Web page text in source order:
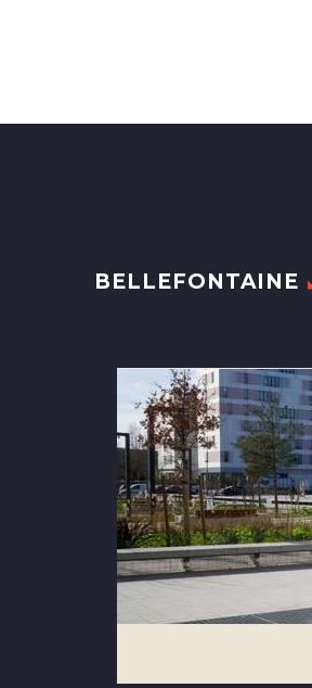
BELLEFONTAINE